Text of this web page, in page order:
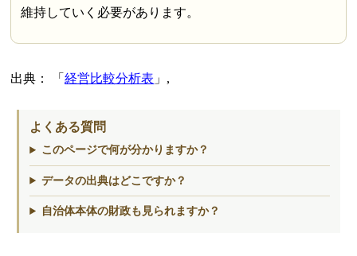
維持していく必要があります。
出典： 経営比較分析表 ,
よくある質問
このページで何が分かりますか？
データの出典はどこですか？
自治体本体の財政も見られますか？